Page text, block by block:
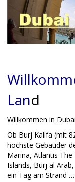
Land
Willkommen in Dubai
Ob Burj Kalifa (mit
höchste Gebäuder
Marina, Atlantis
Islands, Burj al
ein Tag am Strand …